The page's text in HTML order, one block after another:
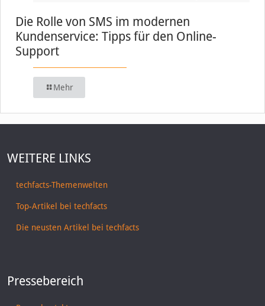
Die Rolle von SMS im modernen
Kundenservice: Tipps für den Online-
Support
Mehr
WEITERE LINKS
techfacts-Themenwelten
Top-Artikel bei techfacts
Die neusten Artikel bei techfacts
Pressebereich